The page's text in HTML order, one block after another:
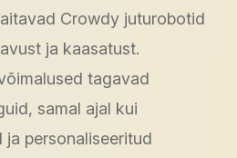
Crowdy juturobotid
ja kaasatust.
tagavad
samal ajal kui
ja personaliseeritud